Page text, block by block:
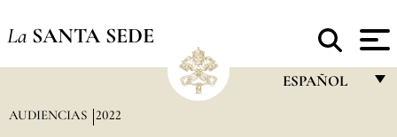
La SANTA SEDE
ESPAÑOL
AUDIENCIAS 2022